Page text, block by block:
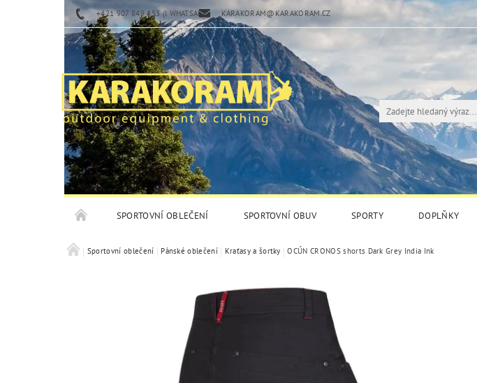
+421 907 849 453 (I WHATSAPP) KARAKORAM@KARAKORAM.CZ
SPORTOVNÍ OBLEČENÍ SPORTOVNÍ OBUV SPORTY DOPLŇKY
Sportovní oblečení Pánské oblečení Kraťasy a šortky OCÚN CRONOS shorts Dark Grey India Ink